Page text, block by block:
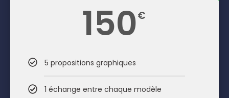
150€
5 propositions graphiques
1 échange entre chaque modèle